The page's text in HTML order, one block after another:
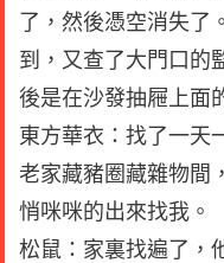
了，然後憑空消失了
到，又查了大門口的
後是在沙發抽屜上面
東方華衣：找了一天
老家藏豬圈藏雜物間
悄咪咪的出來找我。
松鼠：家裏找遍了，